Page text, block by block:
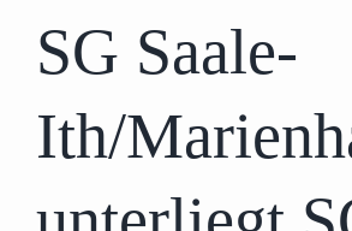
SG Saale-
Ith/